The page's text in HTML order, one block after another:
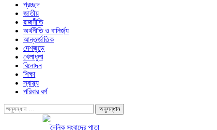
প্রচ্ছদ
জাতীয়
রাজনীতি
অর্থনীতি ও বানির্জ্য
আন্তর্জাতিক
দেশজুড়ে
খেলাধুলা
বিনোদন
শিক্ষা
স্বাস্থ্য
পরিবার বর্গ